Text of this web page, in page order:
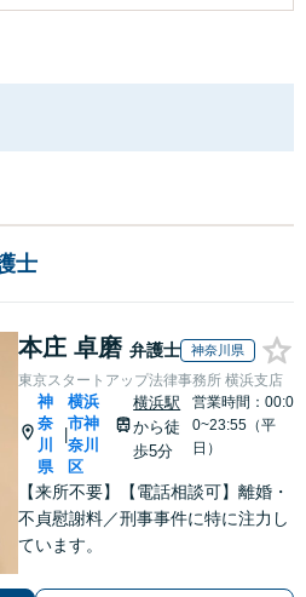
士
本庄 卓磨 弁護士 神奈川県
東京スタートアップ法律事務所 横浜支店
神
奈
川
県
横浜
市神
奈川
区
横浜駅
から徒
歩5分
営業時間：00:0
0~23:55（平
日）
【来所不要】【電話相談可】離婚・
不貞慰謝料／刑事事件に特に注力し
ています。